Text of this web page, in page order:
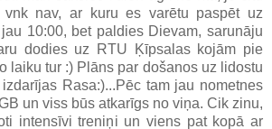
nav, ar kuru es varētu paspēt uz
10:00, bet paldies Dievam, sarunāju
dodies uz RTU Ķīpsalas kojām pie
laiku tur :) Plāns par došanos uz lidostu
Rasa:)...Pēc tam jau nometnes
un viss būs atkarīgs no viņa. Cik zinu,
intensīvi treniņi un viens pat kopā ar